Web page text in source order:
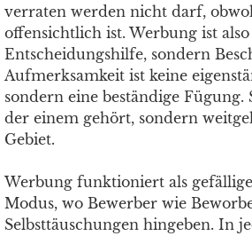
verraten werden nicht darf,
offensichtlich ist. Werbung ist
Entscheidungshilfe, sondern
Aufmerksamkeit ist keine
sondern eine beständige Fügung.
der einem gehört, sondern
Gebiet.
Werbung funktioniert als
Modus, wo Bewerber wie
Selbsttäuschungen hingeben. In